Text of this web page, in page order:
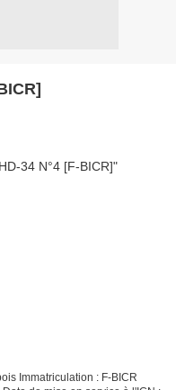
Immatriculation : F-BICR